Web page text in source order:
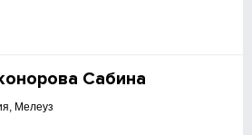
Сабина
Мелеуз